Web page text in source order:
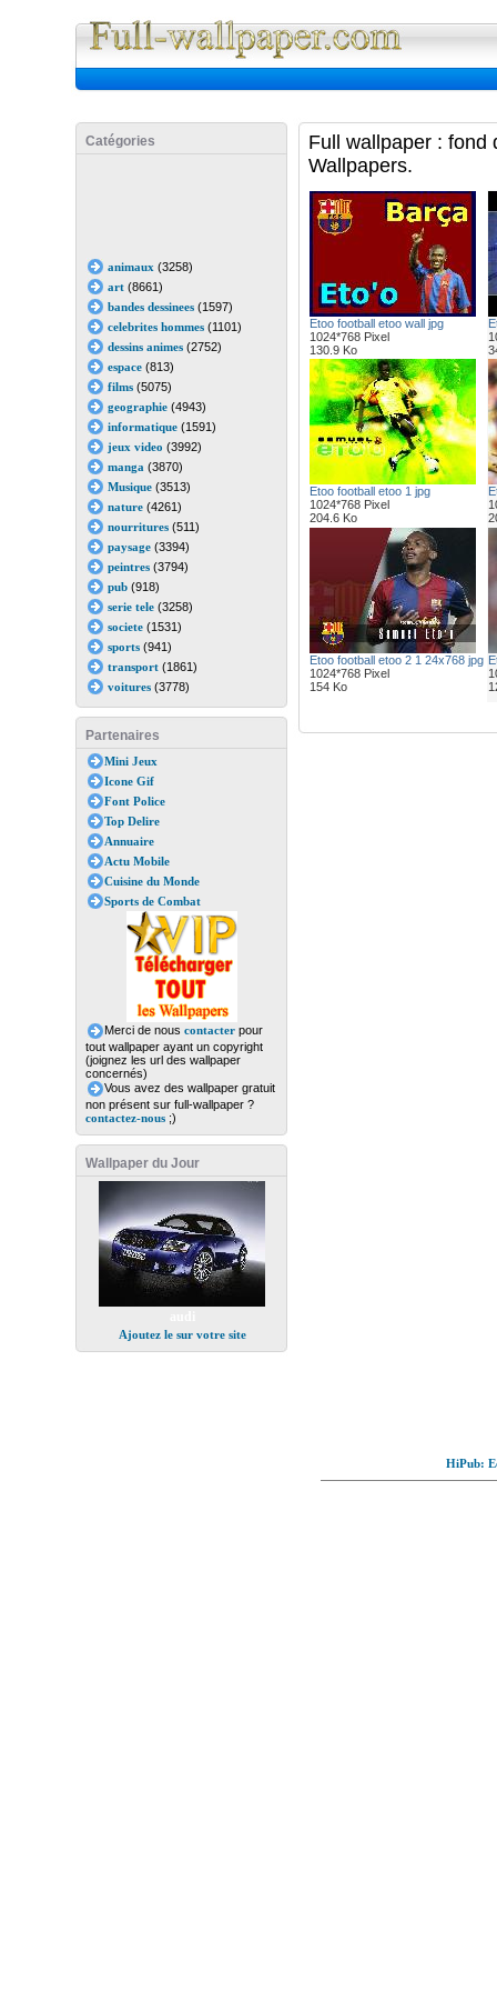
Catégories
animaux (3258)
art(8661)
bandes dessinees(1597)
celebrites hommes(1101)
dessins animes(2752)
espace(813)
films(5075)
geographie(4943)
informatique(1591)
jeux video (3992)
manga (3870)
Musique(3513)
nature(4261)
nourritures(511)
paysage(3394)
peintres(3794)
pub(918)
serie tele(3258)
societe(1531)
sports(941)
transport(1861)
voitures(3778)
Partenaires
Mini Jeux
Icone Gif
Font Police
Top Delire
Annuaire
Actu Mobile
Cuisine du Monde
Sports de Combat
Merci de nous contacterpour
tout wallpaper ayant un copyright
(joignez les url des wallpaper
concernés)
Vous avez des wallpaper gratuit
non présent sur full-wallpaper ?
contactez-nous;)
Wallpaper du Jour
Ajoutez le sur votre site
Full wallpaper : fond
Wallpapers.
Etoo football etoo wall jpg
1024*768 Pixel
130.9 Ko
Etoo football etoo 1 jpg
1024*768 Pixel
204.6 Ko
Etoo football etoo 2 1 24x768 jpg
1024*768 Pixel
154 Ko
HiPub: